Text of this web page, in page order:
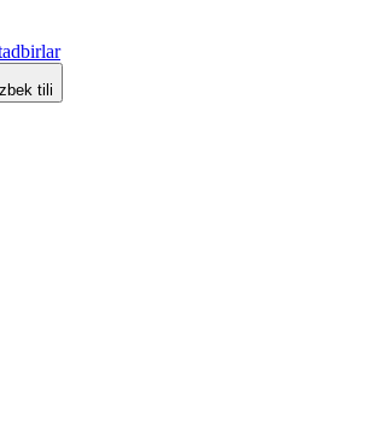
tili